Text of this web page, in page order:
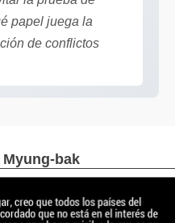
papel juega la
de conflictos
bak